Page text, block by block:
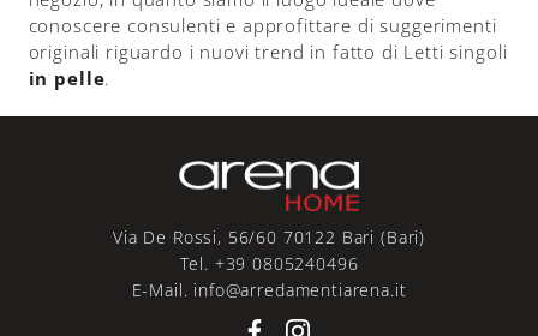
conoscere consulenti e approfittare di suggerimenti
originali riguardo i nuovi trend in fatto di Letti singoli
in pelle.
Via De Rossi, 56/60 70122 Bari (Bari)
Tel. +39 0805240496
E-Mail. info@arredamentiarena.it